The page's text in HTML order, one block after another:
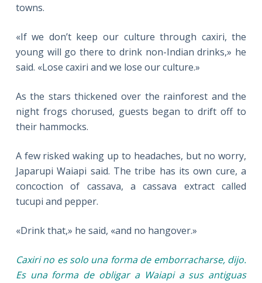
towns.
«If we don’t keep our culture through caxiri, the
young will go there to drink non-Indian drinks,» he
said. «Lose caxiri and we lose our culture.»
As the stars thickened over the rainforest and the
night frogs chorused, guests began to drift off to
their hammocks.
A few risked waking up to headaches, but no worry,
Japarupi Waiapi said. The tribe has its own cure, a
concoction of cassava, a cassava extract called
tucupi and pepper.
«Drink that,» he said, «and no hangover.»
Caxiri no es solo una forma de emborracharse, dijo.
Es una forma de obligar a Waiapi a sus antiguas